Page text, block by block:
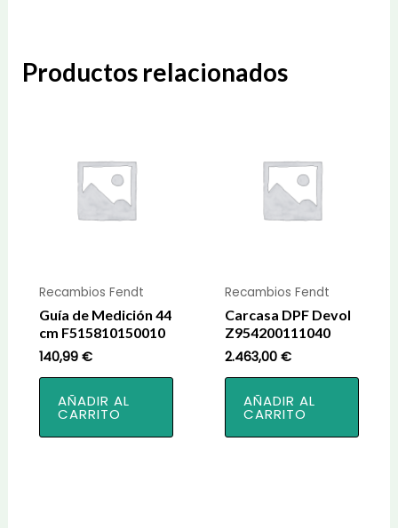
Productos relacionados
Recambios Fendt
Guía de Medición 44
cm F515810150010
140,99 €
AÑADIR AL
CARRITO
Recambios Fendt
Carcasa DPF Devol
Z954200111040
2.463,00€
AÑADIR AL
CARRITO